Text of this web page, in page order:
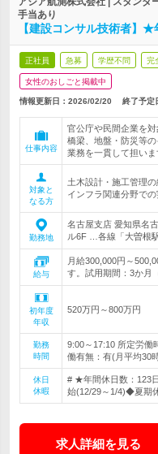
手当あり
【建設コンサル技術者】★
正社員 急募 学歴不問 完
女性のおしごと掲載中
情報更新日：2026/02/20 終了予定
仕事内容
官公庁や民間企業を
橋梁、地盤・防災等
業務を一貫して担いま
対象と
なる方
土木設計・施工管理
インフラ関連分野で
勤務地
名古屋支店 愛知県名
ル6F …各線「大曽根
給与
月給300,000円～
す。試用期間：3か月
初年度
年収
520万円～800万円
勤務
時間
9:00～17:10 所定労働
働有無：有(月平均30
休日
休暇
# ★年間休日数：123
始(12/29～1/4)◆夏期
求人詳細を見る